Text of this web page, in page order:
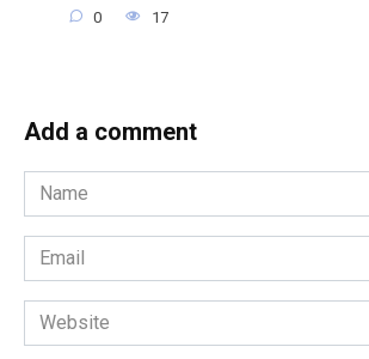
0 17
Add a comment
Name
*
Email
*
Website